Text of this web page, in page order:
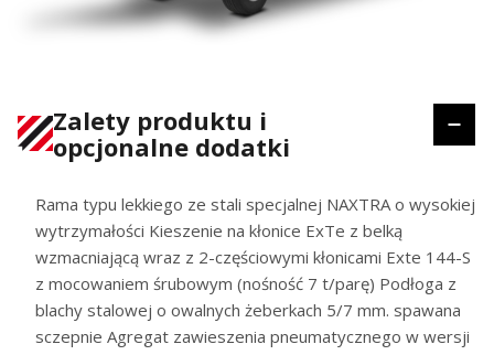
Zalety produktu i
opcjonalne dodatki
Rama typu lekkiego ze stali specjalnej NAXTRA o wysokiej
wytrzymałości Kieszenie na kłonice ExTe z belką
wzmacniającą wraz z 2-częściowymi kłonicami Exte 144-S
z mocowaniem śrubowym (nośność 7 t/parę) Podłoga z
blachy stalowej o owalnych żeberkach 5/7 mm. spawana
sczepnie Agregat zawieszenia pneumatycznego w wersji